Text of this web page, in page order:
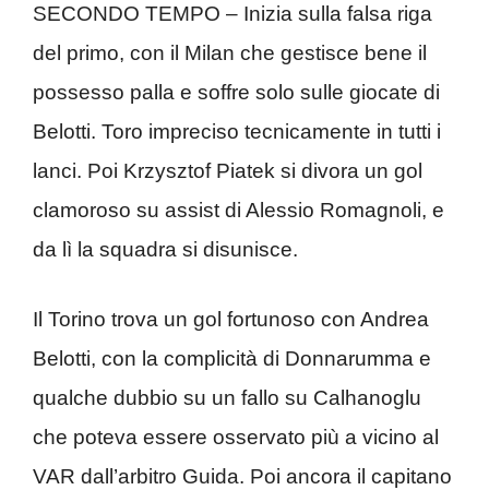
SECONDO TEMPO – Inizia sulla falsa riga
del primo, con il Milan che gestisce bene il
possesso palla e soffre solo sulle giocate di
Belotti. Toro impreciso tecnicamente in tutti i
lanci. Poi Krzysztof Piatek si divora un gol
clamoroso su assist di Alessio Romagnoli, e
da lì la squadra si disunisce.
Il Torino trova un gol fortunoso con Andrea
Belotti, con la complicità di Donnarumma e
qualche dubbio su un fallo su Calhanoglu
che poteva essere osservato più a vicino al
VAR dall’arbitro Guida. Poi ancora il capitano